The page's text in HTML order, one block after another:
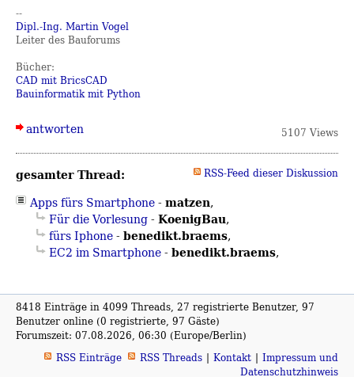
--
Dipl.-Ing. Martin Vogel
Leiter des Bauforums
Bücher:
CAD mit BricsCAD
Bauinformatik mit Python
antworten 5107 Views
gesamter Thread: RSS-Feed dieser Diskussion
Apps fürs Smartphone- matzen,
Für die Vorlesung- KoenigBau,
fürs Iphone- benedikt.braems,
EC2 im Smartphone- benedikt.braems,
8418 Einträge in 4099 Threads, 27 registrierte Benutzer, 97
Benutzer online (0 registrierte, 97 Gäste)
Forumszeit: 07.08.2026, 06:30 (Europe/Berlin)
RSS Einträge
RSS Threads Kontakt
Impressum und
Datenschutzhinweis